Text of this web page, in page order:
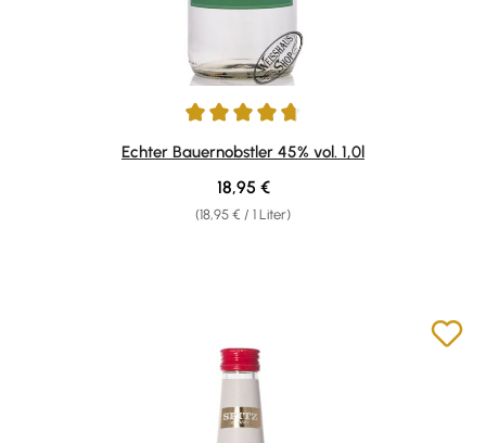
Durchschnittliche Bewertung von 4.83 von 5 Sternen
Echter Bauernobstler 45% vol. 1,0l
(18,95 € / 1 Liter)
Regulärer Preis:
18,95 €